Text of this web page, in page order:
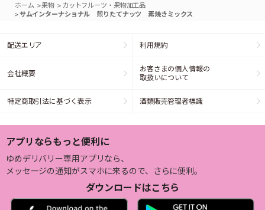
ホーム >果物 > カットフルーツ・果物加工品
> サムインターナショナル 煎りたてナッツ 素焼きミックス
配送エリア 利用規約
会社概要
お客さまの個人情報の
取扱いについて
特定商取引法に基づく表示 酒類販売管理者標識
アプリならもっと便利に
ゆめデリバリー専用アプリなら、
メッセージの通知がスマホに来るので、さらに便利。
ダウンロードはこちら